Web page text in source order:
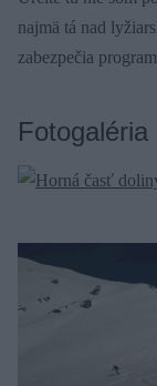
najmä tá nad
zabezpečia
Fotogaléria